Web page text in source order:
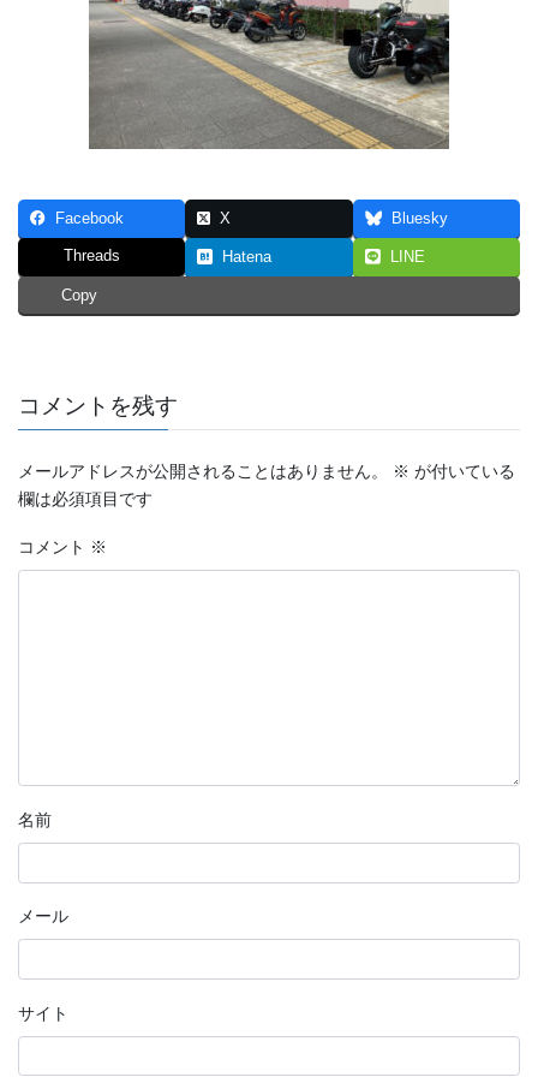
Facebook X Bluesky
Threads Hatena LINE
Copy
コメントを残す
メールアドレスが公開されることはありません。 ※ が付いている
欄は必須項目です
コメント ※
名前
メール
サイト